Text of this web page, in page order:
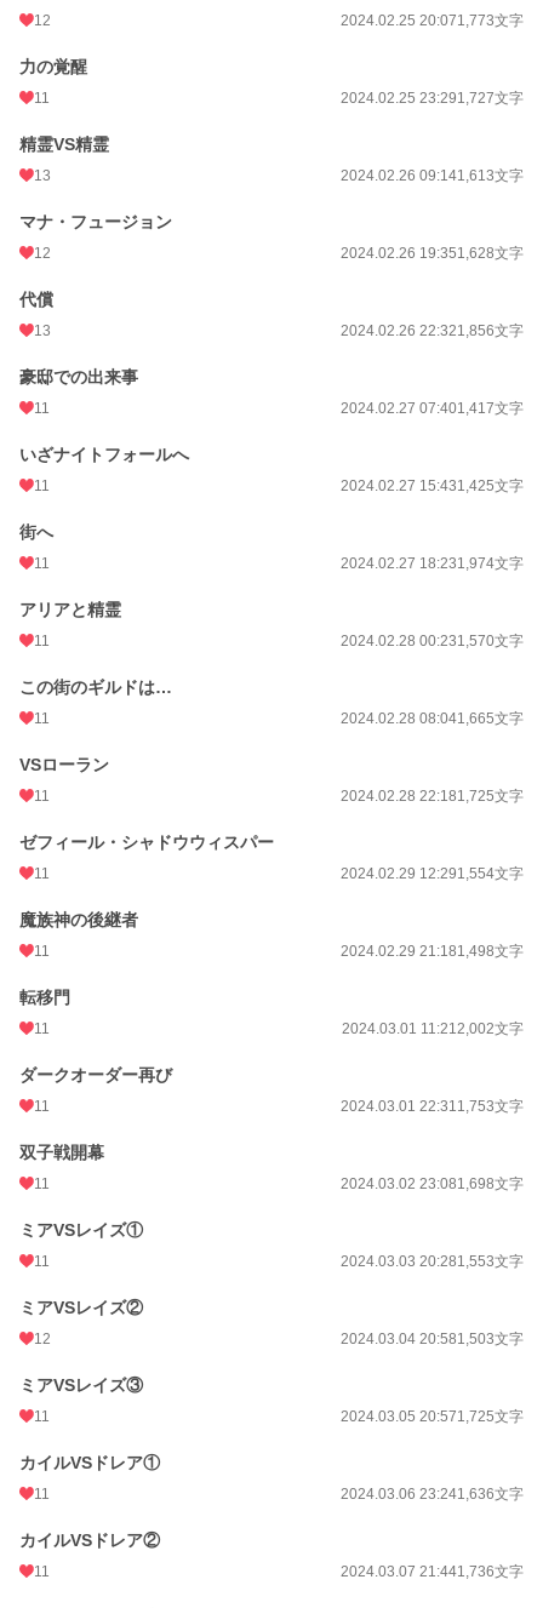
12 2024.02.25 20:071,773文字
力の覚醒
11 2024.02.25 23:291,727文字
精霊VS精霊
13 2024.02.26 09:141,613文字
マナ・フュージョン
12 2024.02.26 19:351,628文字
代償
13 2024.02.26 22:321,856文字
豪邸での出来事
11 2024.02.27 07:401,417文字
いざナイトフォールへ
11 2024.02.27 15:431,425文字
街へ
11 2024.02.27 18:231,974文字
アリアと精霊
11 2024.02.28 00:231,570文字
この街のギルドは…
11 2024.02.28 08:041,665文字
VSローラン
11 2024.02.28 22:181,725文字
ゼフィール・シャドウウィスパー
11 2024.02.29 12:291,554文字
魔族神の後継者
11 2024.02.29 21:181,498文字
転移門
11 2024.03.01 11:212,002文字
ダークオーダー再び
11 2024.03.01 22:311,753文字
双子戦開幕
11 2024.03.02 23:081,698文字
ミアVSレイズ①
11 2024.03.03 20:281,553文字
ミアVSレイズ②
12 2024.03.04 20:581,503文字
ミアVSレイズ③
11 2024.03.05 20:571,725文字
カイルVSドレア①
11 2024.03.06 23:241,636文字
カイルVSドレア②
11 2024.03.07 21:441,736文字